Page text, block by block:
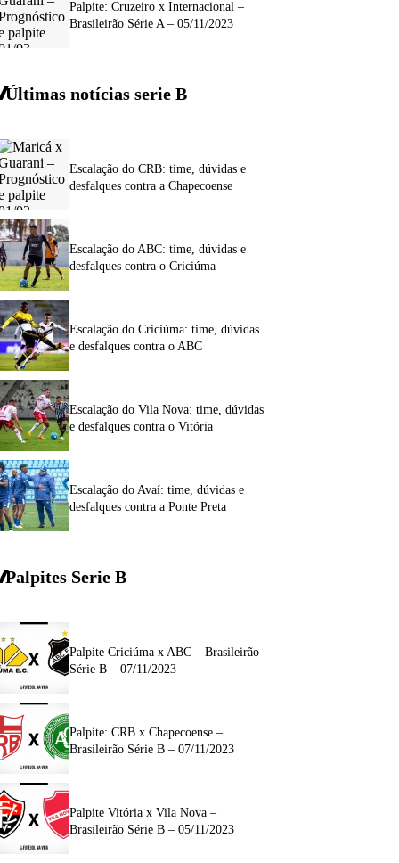
Palpite: Cruzeiro x Internacional –
Brasileirão Série A – 05/11/2023
Últimas notícias serie B
Escalação do CRB: time, dúvidas e
desfalques contra a Chapecoense
Escalação do ABC: time, dúvidas e
desfalques contra o Criciúma
Escalação do Criciúma: time, dúvidas
e desfalques contra o ABC
Escalação do Vila Nova: time, dúvidas
e desfalques contra o Vitória
Escalação do Avaí: time, dúvidas e
desfalques contra a Ponte Preta
Palpites Serie B
Palpite Criciúma x ABC – Brasileirão
Série B – 07/11/2023
Palpite: CRB x Chapecoense –
Brasileirão Série B – 07/11/2023
Palpite Vitória x Vila Nova –
Brasileirão Série B – 05/11/2023